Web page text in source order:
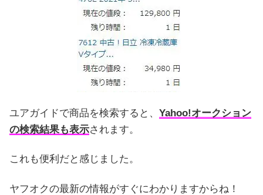
ユアガイドで商品を検索すると、 Yahoo!オークション
の検索結果も表示されます。
これも便利だと感じました。
ヤフオクの最新の情報がすぐにわかりますからね！